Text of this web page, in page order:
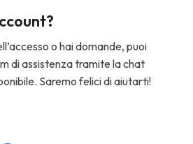
o hai domande, puoi
di assistenza tramite la chat
Saremo felici di aiutarti!